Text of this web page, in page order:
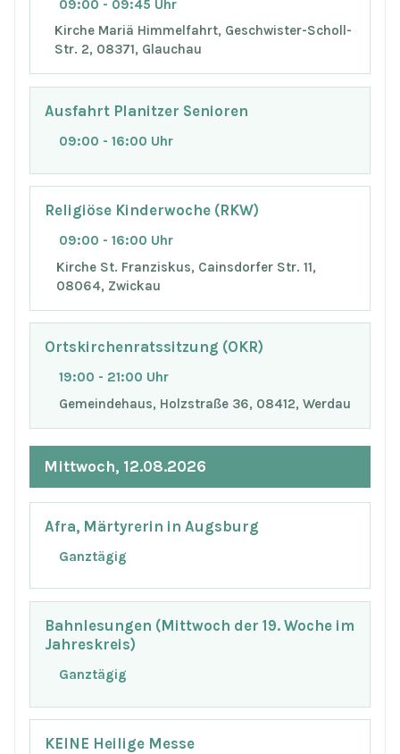
09:00 - 09:45 Uhr
Kirche Mariä Himmelfahrt, Geschwister-Scholl-
Str. 2, 08371, Glauchau
Ausfahrt Planitzer Senioren
09:00 - 16:00 Uhr
Religiöse Kinderwoche (RKW)
09:00 - 16:00 Uhr
Kirche St. Franziskus, Cainsdorfer Str. 11,
08064, Zwickau
Ortskirchenratssitzung (OKR)
19:00 - 21:00 Uhr
Gemeindehaus, Holzstraße 36, 08412, Werdau
Mittwoch, 12.08.2026
Afra, Märtyrerin in Augsburg
Ganztägig
Bahnlesungen (Mittwoch der 19. Woche im
Jahreskreis)
Ganztägig
KEINE Heilige Messe